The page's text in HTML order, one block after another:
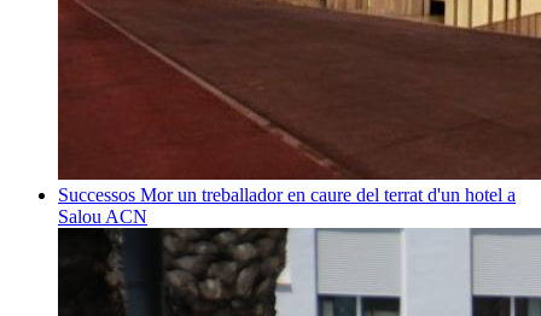
Successos Mor un treballador en caure del terrat d'un hotel a
Salou ACN